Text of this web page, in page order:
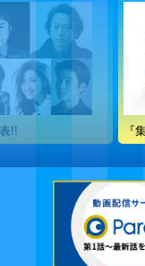
『集団左遷!!』DVD＆ブルーレイ発売決定!!